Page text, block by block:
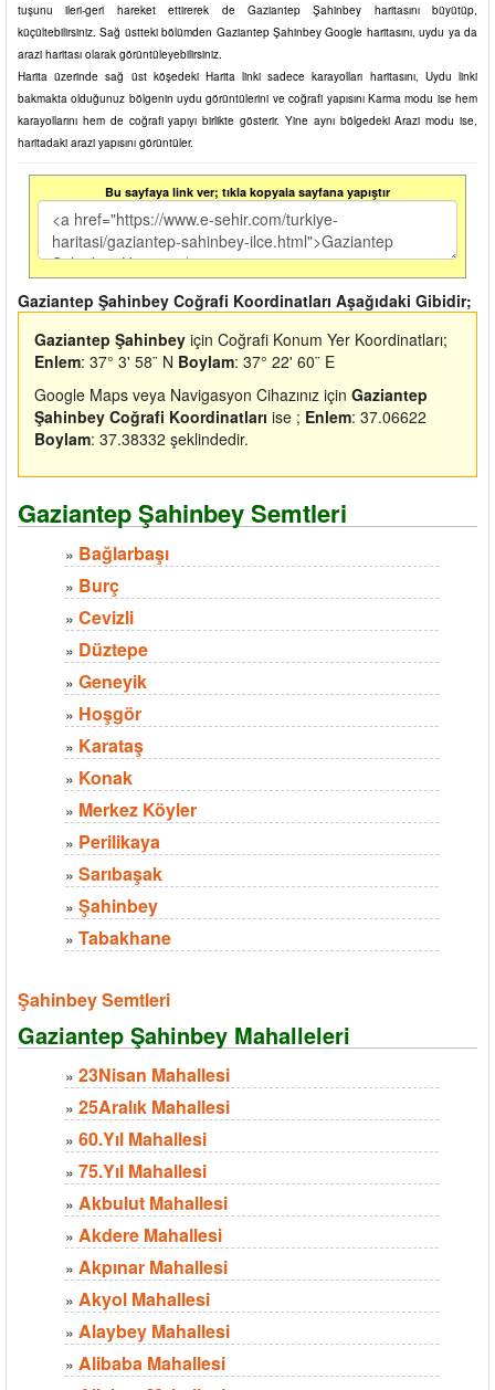
tuşunu ileri-geri hareket ettirerek de Gaziantep Şahinbey haritasını büyütüp,
küçültebilirsiniz. Sağ üstteki bölümden Gaziantep Şahinbey Google haritasını, uydu ya da
arazi haritası olarak görüntüleyebilirsiniz.
Harita üzerinde sağ üst köşedeki Harita linki sadece karayolları haritasını, Uydu linki
bakmakta olduğunuz bölgenin uydu görüntülerini ve coğrafi yapısını Karma modu ise hem
karayollarını hem de coğrafi yapıyı birlikte gösterir. Yine aynı bölgedeki Arazi modu ise,
haritadaki arazi yapısını görüntüler.
Bu sayfaya link ver; tıkla kopyala sayfana yapıştır
Gaziantep Şahinbey Coğrafi Koordinatları Aşağıdaki Gibidir;
Gaziantep Şahinbey için Coğrafi Konum Yer Koordinatları;
Enlem: 37° 3' 58¨ N Boylam: 37° 22' 60¨ E
Google Maps veya Navigasyon Cihazınız için Gaziantep
Şahinbey Coğrafi Koordinatları ise ; Enlem: 37.06622
Boylam: 37.38332 şeklindedir.
Gaziantep Şahinbey Semtleri
» Bağlarbaşı
» Burç
» Cevizli
» Düztepe
» Geneyik
» Hoşgör
» Karataş
» Konak
» Merkez Köyler
» Perilikaya
» Sarıbaşak
» Şahinbey
» Tabakhane
Şahinbey Semtleri
Gaziantep Şahinbey Mahalleleri
» 23Nisan Mahallesi
» 25Aralık Mahallesi
» 60.Yıl Mahallesi
» 75.Yıl Mahallesi
» Akbulut Mahallesi
» Akdere Mahallesi
» Akpınar Mahallesi
» Akyol Mahallesi
» Alaybey Mahallesi
» Alibaba Mahallesi